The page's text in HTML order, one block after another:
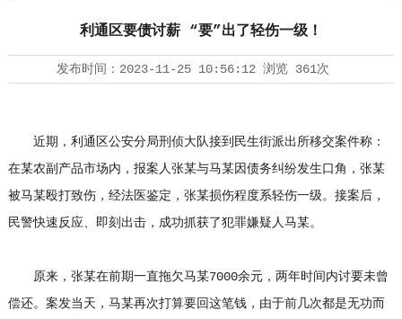
利通区要债讨薪 “要”出了轻伤一级！
发布时间： 2023-11-25 10:56:12浏览 361次
近期，利通区公安分局刑侦大队接到民生街派出所移交案件称：
在某农副产品市场内，报案人张某与马某因债务纠纷发生口角，张某
被马某殴打致伤，经法医鉴定，张某损伤程度系轻伤一级。接案后，
民警快速反应、即刻出击，成功抓获了犯罪嫌疑人马某。
原来，张某在前期一直拖欠马某7000余元，两年时间内讨要未曾
偿还。案发当天，马某再次打算要回这笔钱，由于前几次都是无功而